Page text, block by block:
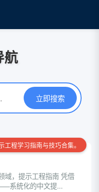
航
立即搜索
工程学习指南与技巧合集。
域，提示工程指南 凭借
系统化的中文提...